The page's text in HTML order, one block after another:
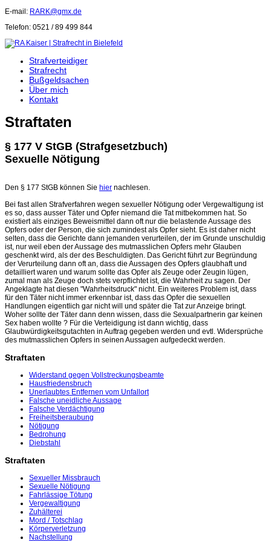
E-mail: RARK@gmx.de
Telefon: 0521 / 89 499 844
Strafverteidiger
Strafrecht
Bußgeldsachen
Über mich
Kontakt
Straftaten
§ 177 V StGB (Strafgesetzbuch)
Sexuelle Nötigung
Den § 177 StGB können Sie hier nachlesen.
Bei fast allen Strafverfahren wegen sexueller Nötigung oder Vergewaltigung ist
es so, dass ausser Täter und Opfer niemand die Tat mitbekommen hat. So
existiert als einziges Beweismittel dann oft nur die belastende Aussage des
Opfers oder der Person, die sich zumindest als Opfer sieht. Es ist daher nicht
selten, dass die Gerichte dann jemanden verurteilen, der im Grunde unschuldig
ist, nur weil eben der Aussage des mutmasslichen Opfers mehr Glauben
geschenkt wird, als der des Beschuldigten. Das Gericht führt zur Begründung
der Verurteilung dann oft an, dass die Aussagen des Opfers glaubhaft und
detailliert waren und warum sollte das Opfer als Zeuge oder Zeugin lügen,
zumal man als Zeuge doch stets verpflichtet ist, die Wahrheit zu sagen. Der
Angeklagte hat diesen "Wahrheitsdruck" nicht. Ein weiteres Problem ist, dass
für den Täter nicht immer erkennbar ist, dass das Opfer die sexuellen
Handlungen eigentlich gar nicht will und später die Tat zur Anzeige bringt.
Woher sollte der Täter dann denn wissen, dass die Sexualpartnerin gar keinen
Sex haben wollte ? Für die Verteidigung ist dann wichtig, dass
Glaubwürdigkeitsgutachten in Auftrag gegeben werden und evtl. Widersprüche
des mutmasslichen Opfers in seinen Aussagen aufgedeckt werden.
Straftaten
Widerstand gegen Vollstreckungsbeamte
Hausfriedensbruch
Unerlaubtes Entfernen vom Unfallort
Falsche uneidliche Aussage
Falsche Verdächtigung
Freiheitsberaubung
Nötigung
Bedrohung
Diebstahl
Straftaten
Sexueller Missbrauch
Sexuelle Nötigung
Fahrlässige Tötung
Vergewaltigung
Zuhälterei
Mord / Totschlag
Körperverletzung
Nachstellung